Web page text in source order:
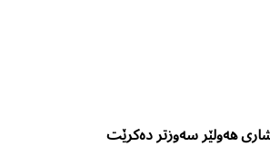
هەولێر سەوزتر دەکرێت